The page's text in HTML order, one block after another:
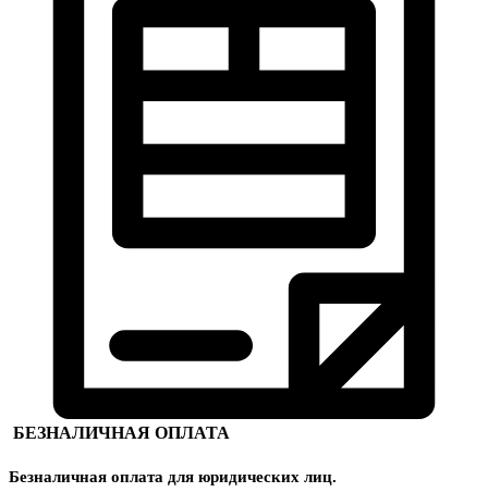
БЕЗНАЛИЧНАЯ ОПЛАТА
Безналичная оплата для юридических лиц.